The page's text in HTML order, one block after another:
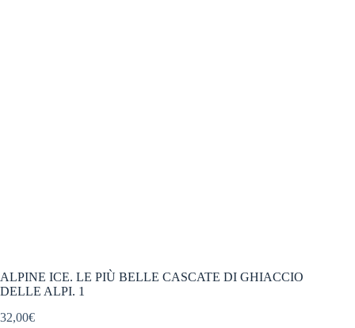
ALPINE ICE. LE PIÙ BELLE CASCATE DI GHIACCIO
DELLE ALPI. 1
32,00€